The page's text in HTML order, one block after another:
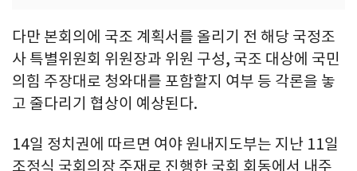
다만 본회의에 국조 계획서를 올리기 전 해당 국정조
사 특별위원회 위원장과 위원 구성, 국조 대상에 국민
의힘 주장대로 청와대를 포함할지 여부 등 각론을 놓
고 줄다리기 협상이 예상된다.
14일 정치권에 따르면 여야 원내지도부는 지난 11일
조정식 국회의장 주재로 진행한 국회 회동에서 내주